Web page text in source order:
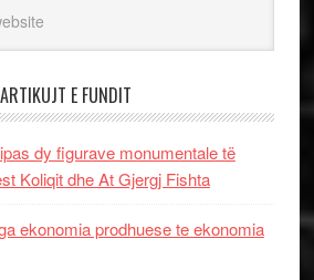
ARTIKUJT E FUNDIT
dy figurave monumentale të
Koliqit dhe At Gjergj Fishta
ekonomia prodhuese te ekonomia